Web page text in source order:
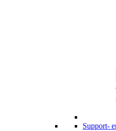
Support-